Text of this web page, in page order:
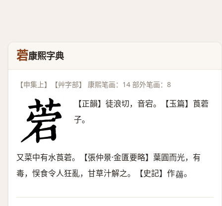
菪康熙字典
【申集上】【艸字部】 康熙笔画：14 部外笔画：8
【正韻】徒浪切，音宕。【玉篇】莨菪
子。
又菜中有水莨菪。【張仲景·金匱要略】葉圓而光，有
毒，悮食令人狂亂，甘草汁解之。【史記】作𦿆 。